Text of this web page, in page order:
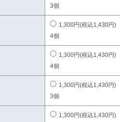
3個
1,300円(税込1,430円)
4個
1,300円(税込1,430円)
4個
1,300円(税込1,430円)
3個
1,300円(税込1,430円)